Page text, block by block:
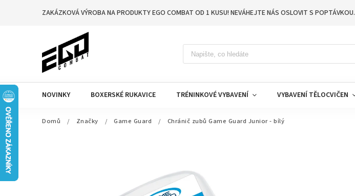
ZAKÁZKOVÁ VÝROBA NA PRODUKTY EGO COMBAT OD 1 KUSU! NEVÁHEJTE NÁS OSLOVIT S POPTÁVKOU.
NOVINKY BOXERSKÉ RUKAVICE TRÉNINKOVÉ VYBAVENÍ VYBAVENÍ TĚLOCVIČEN
Domů / Značky / Game Guard / Chránič zubů Game Guard Junior - bílý